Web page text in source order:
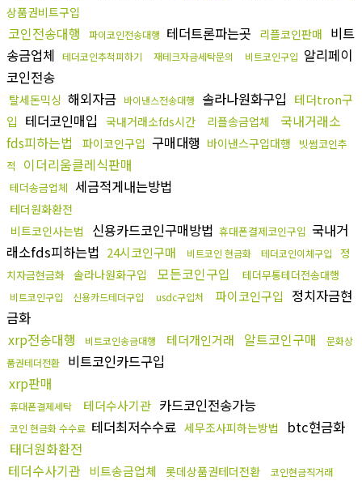
상품권비트구입
코인전송대행 파이코인전송대행 테더트론파는곳 리플코인판매 비트
송금업체 테더코인추척피하기 재테크자금세탁문의 비트코인구입 알리페이
코인전송
탈세돈믹싱 해외자금 바이낸스전송대행 솔라나원화구입 테더tron구
입 테더코인매입 국내거래소fds시간 리플송금업체
국내거래소
fds피하는법
파이코인구입 구매대행 바이낸스구입대행
빗썸코인추
적
이더리움클레식판매
테더송금업체 세금적게내는방법
테더원화환전
비트코인사는법
신용카드코인구매방법 휴대폰결제코인구입 국내거
래소fds피하는법 24시코인구매 비트코인 현금화 테더코인이체구입
정
치자금현금화 솔라나원화구입 모든코인구입 테더무통테더전송대행
비트코인구입 신용카드테더구입 usdc구입처 파이코인구입
정치자금현
금화
xrp전송대행
비트코인송금대행 테더개인거래 알트코인구매
문화상
품권테더전환
비트코인카드구입
xrp판매
휴대폰결제세탁 테더수사기관 카드코인전송가능
코인 현금화 수수료 테더최저수수료 세무조사피하는방법
btc현금화
태더원화환전
테더수사기관 비트송금업체 롯데상품권테더전환 코인현금직거래